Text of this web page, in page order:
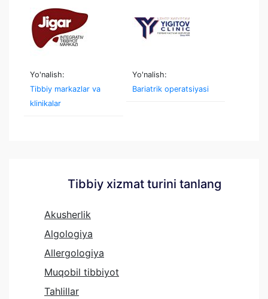
Yo'nalish:
Tibbiy markazlar va
klinikalar
Yo'nalish:
Bariatrik operatsiyasi
Tibbiy xizmat turini tanlang
Akusherlik
Algologiya
Allergologiya
Muqobil tibbiyot
Tahlillar